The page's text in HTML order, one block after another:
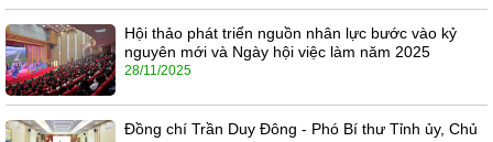
Hội thảo phát triển nguồn nhân lực bước vào kỷ
nguyên mới và Ngày hội việc làm năm 2025
28/11/2025
Đồng chí Trần Duy Đông - Phó Bí thư Tỉnh ủy, Chủ